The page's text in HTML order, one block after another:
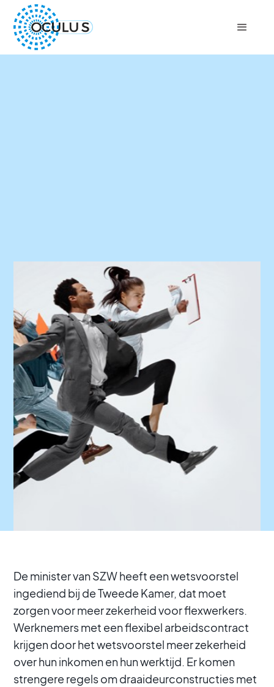
De minister van SZW heeft een wetsvoorstel
ingediend bij de Tweede Kamer, dat moet
zorgen voor meer zekerheid voor flexwerkers.
Werknemers met een flexibel arbeidscontract
krijgen door het wetsvoorstel meer zekerheid
over hun inkomen en hun werktijd. Er komen
strengere regels om draaideurconstructies met